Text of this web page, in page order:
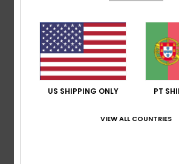
Corte:extra oversized
Fecho:botão frontal
Bolsos:dois bolsos no peito,
cintura.
Lavagem:lavagem da peça com
Etiqueta da marca: pacote de
US SHIPPING ONLY PT
VIEW ALL COUNTRIES